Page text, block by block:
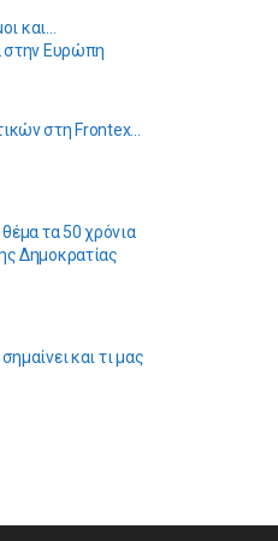
και…
στην Ευρώπη
στη Frontex…
τα 50 χρόνια
Δημοκρατίας
και τι μας